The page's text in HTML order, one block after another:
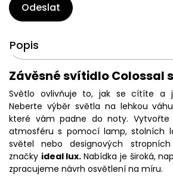
Odeslat
Popis
Závěsné svítidlo Colossal
Světlo ovlivňuje to, jak se cítíte a
Neberte výběr světla na lehkou
které vám padne do noty. Vytvořte
atmosféru s pomocí lamp, stolních
světel nebo designových
značky ideal lux.Nabídka je široká,
zpracujeme návrh osvětlení na míru.